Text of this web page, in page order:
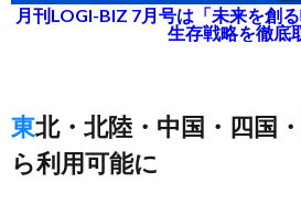
月刊LOGI-BIZ 7月号は「未来を創
生存戦略を徹底
東北・北陸・中国・四国・沖縄の各地方か
ら利用可能に